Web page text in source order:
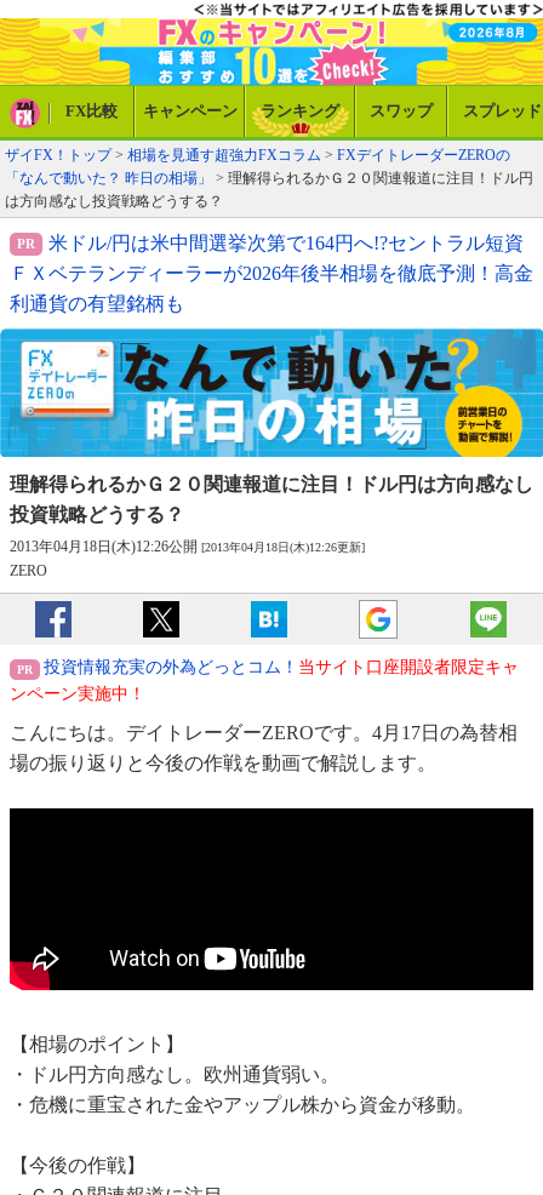
FX比較 キャンペーン ランキング スワップ スプレッド
ザイFX！トップ> 相場を見通す超強力FXコラム > FXデイトレーダーZEROの
「なんで動いた？ 昨日の相場」
> 理解得られるかＧ２０関連報道に注目！ドル円
は方向感なし投資戦略どうする？
米ドル/円は米中間選挙次第で164円へ!?セントラル短資
ＦＸベテランディーラーが2026年後半相場を徹底予測！高金
利通貨の有望銘柄も
理解得られるかＧ２０関連報道に注目！
ドル円は方向感なし
投資戦略どうする？
2013年04月18日(木)12:26公開 [2013年04月18日(木)12:26更新]
ZERO
投資情報充実の外為どっとコム！ 当サイト口座開設者限定キャ
ンペーン実施中！
こんにちは。デイトレーダーZEROです。4月17日の為替相
場の振り返りと今後の作戦を動画で解説します。
【相場のポイント】
・ドル円方向感なし。欧州通貨弱い。
・危機に重宝された金やアップル株から資金が移動。
【今後の作戦】